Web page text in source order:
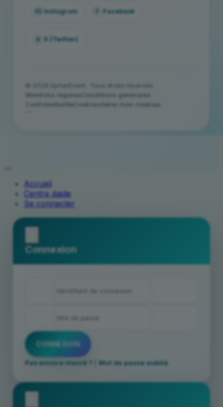
IG Instagram Facebook
X X (Twitter)
© 2026 SpherEvent · Tous droits réservés.
Mentions légales
Conditions générales
Confidentialité Cookies Gérer mes cookies
Accueil
Centre daide
Se connecter
Connexion
Pas encore inscrit ? Mot de passe oublié